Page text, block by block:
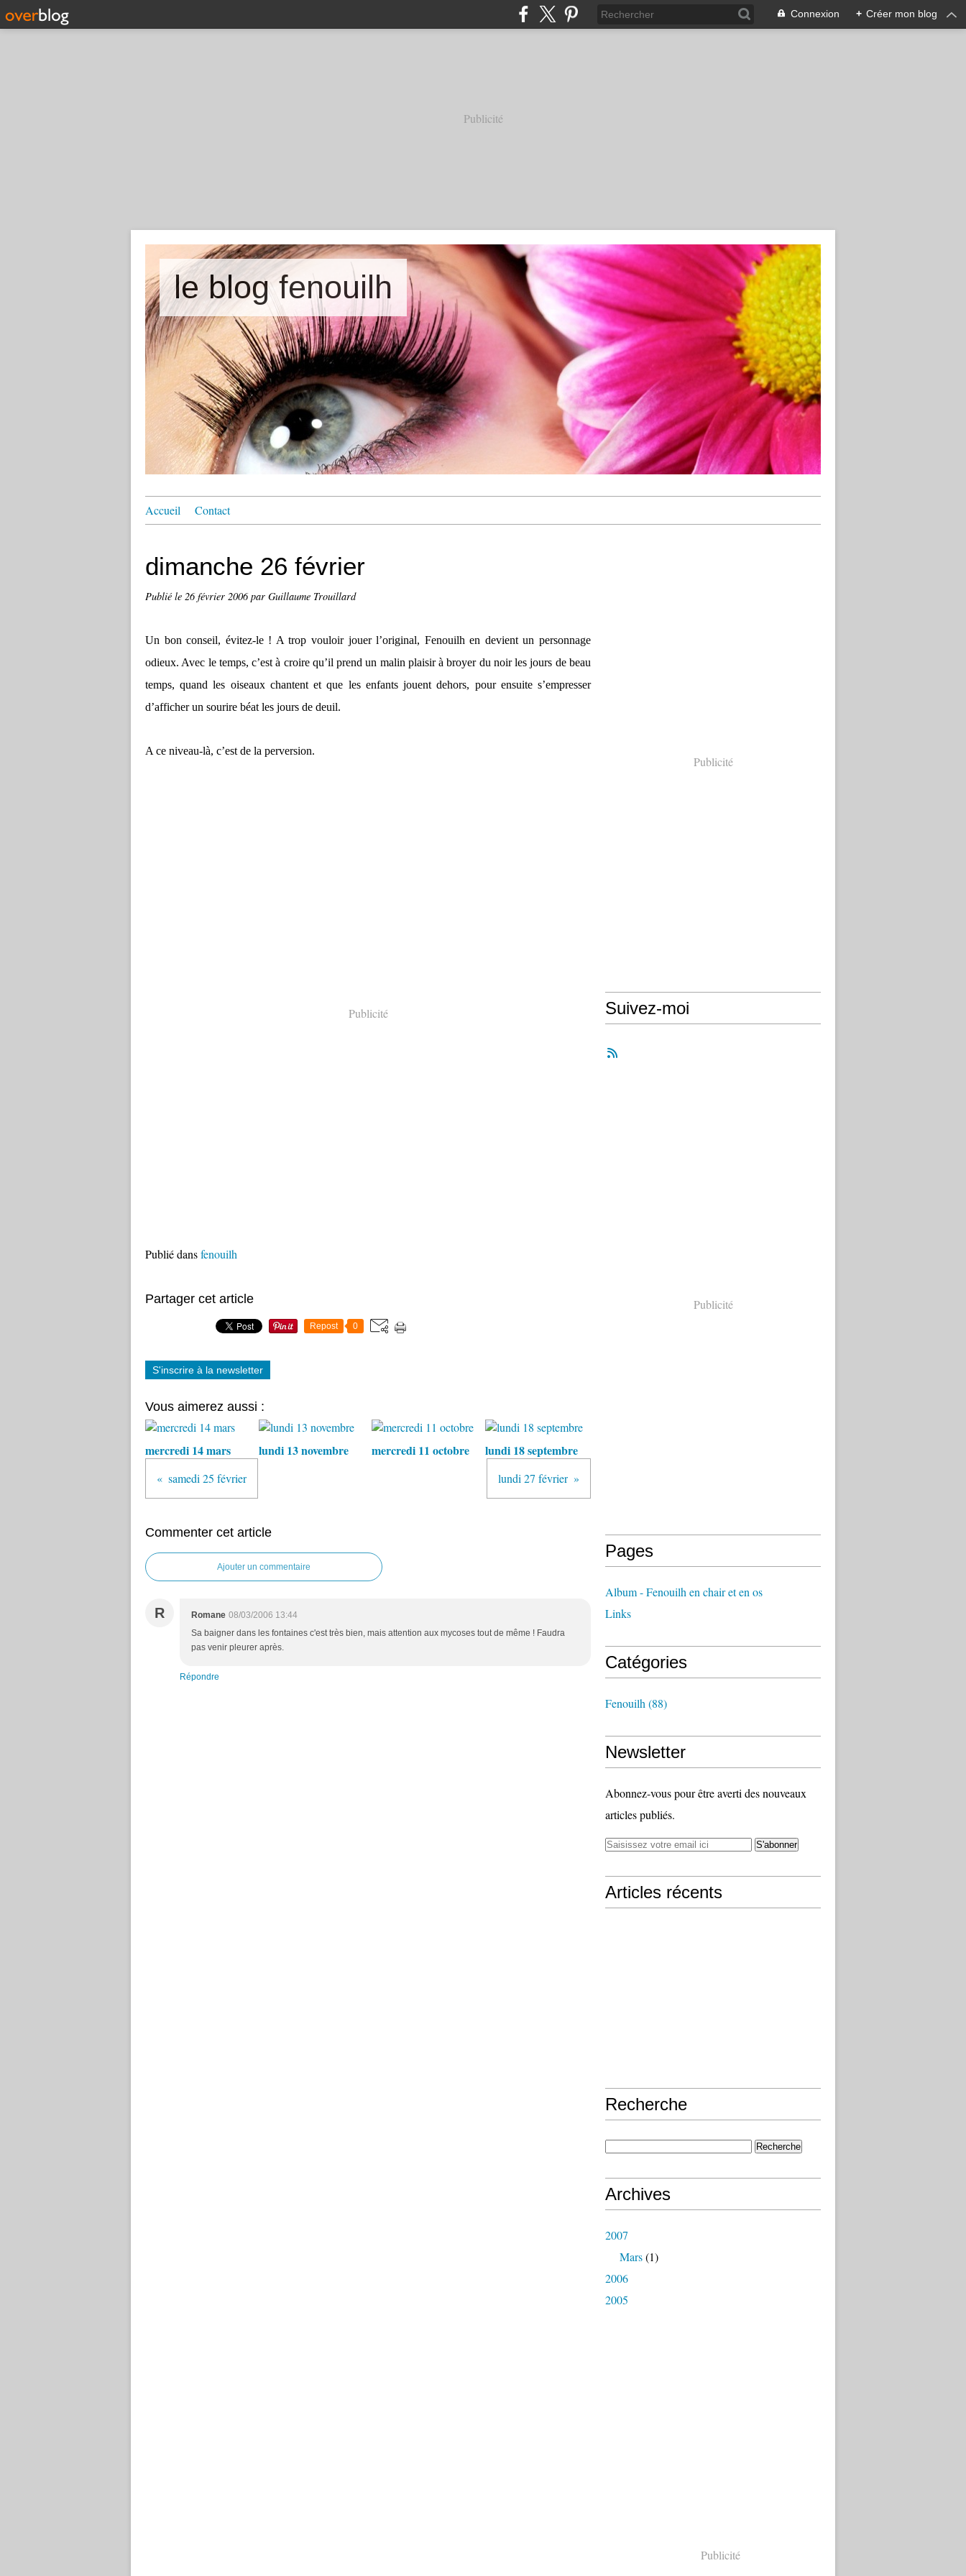
Connexion + Créer mon blog
Publicité
le blog fenouilh
Accueil Contact
dimanche 26 février
Publié le 26 février 2006par Guillaume Trouillard
Un bon conseil, évitez-le ! A trop vouloir jouer l’original, Fenouilh en devient un personnage
odieux. Avec le temps, c’est à croire qu’il prend un malin plaisir à broyer du noir les jours de beau
temps, quand les oiseaux chantent et que les enfants jouent dehors, pour ensuite s’empresser
d’afficher un sourire béat les jours de deuil.
A ce niveau-là, c’est de la perversion.
Publicité
Publié dansfenouilh
Partager cet article
Repost 0
S'inscrire à la newsletter
Vous aimerez aussi :
mercredi 14 mars lundi 13 novembre mercredi 11 octobre lundi 18 septembre
samedi 25 février lundi 27 février
Commenter cet article
Ajouter un commentaire
R Romane 08/03/2006 13:44
Sa baigner dans les fontaines c'est très bien, mais attention aux mycoses tout de même ! Faudra
pas venir pleurer après.
Répondre
Publicité
Suivez-moi
Publicité
Pages
Album - Fenouilh en chair et en os
Links
Catégories
Fenouilh (88)
Newsletter
Abonnez-vous pour être averti des nouveaux
articles publiés.
Articles récents
Recherche
Archives
2007
Mars(1)
2006
2005
Publicité